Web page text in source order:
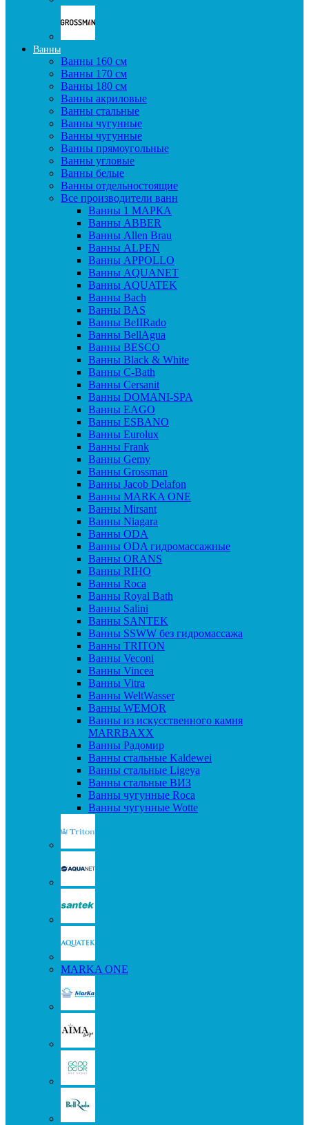
Ванны
Ванны 160 см
Ванны 170 см
Ванны 180 см
Ванны акриловые
Ванны стальные
Ванны чугунные
Ванны чугунные
Ванны прямоугольные
Ванны угловые
Ванны белые
Ванны отдельностоящие
Все производители ванн
Ванны 1 МАРКА
Ванны ABBER
Ванны Allen Brau
Ванны ALPEN
Ванны APPOLLO
Ванны AQUANET
Ванны AQUATEK
Ванны Bach
Ванны BAS
Ванны BeIIRado
Ванны BellAgua
Ванны BESCO
Ванны Black & White
Ванны C-Bath
Ванны Cersanit
Ванны DOMANI-SPA
Ванны EAGO
Ванны ESBANO
Ванны Eurolux
Ванны Frank
Ванны Gemy
Ванны Grossman
Ванны Jacob Delafon
Ванны MARKA ONE
Ванны Mirsant
Ванны Niagara
Ванны ODA
Ванны ODA гидромассажные
Ванны ORANS
Ванны RIHO
Ванны Roca
Ванны Royal Bath
Ванны Salini
Ванны SANTEK
Ванны SSWW без гидромассажа
Ванны TRITON
Ванны Veconi
Ванны Vincea
Ванны Vitra
Ванны WeltWasser
Ванны WEMOR
Ванны из искусственного камня
MARRBAXX
Ванны Радомир
Ванны стальные Kaldewei
Ванны стальные Ligeya
Ванны стальные ВИЗ
Ванны чугунные Roca
Ванны чугунные Wotte
MARKA ONE